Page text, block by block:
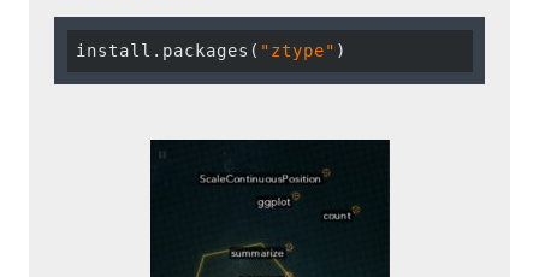
install.packages( "ztype" )